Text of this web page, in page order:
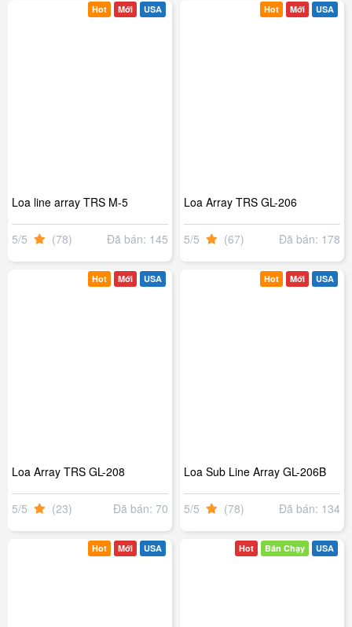
Hot Mới USA
Loa line array TRS M-5
5/5 (78) Đã bán: 145
Hot Mới USA
Loa Array TRS GL-206
5/5 (67) Đã bán: 178
Hot Mới USA
Loa Array TRS GL-208
5/5 (23) Đã bán: 70
Hot Mới USA
Loa Sub Line Array GL-206B
5/5 (78) Đã bán: 134
Hot Mới USA Hot Bán Chạy USA